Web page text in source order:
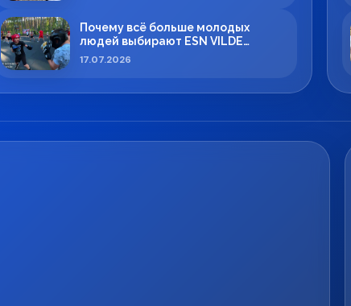
Почему всё больше молодых
людей выбирают ESN VILDE
BOXING в Силламяэ?
17.07.2026